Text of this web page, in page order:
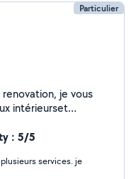
Particulier
je vous
intérieurset
: 5/5
services. je